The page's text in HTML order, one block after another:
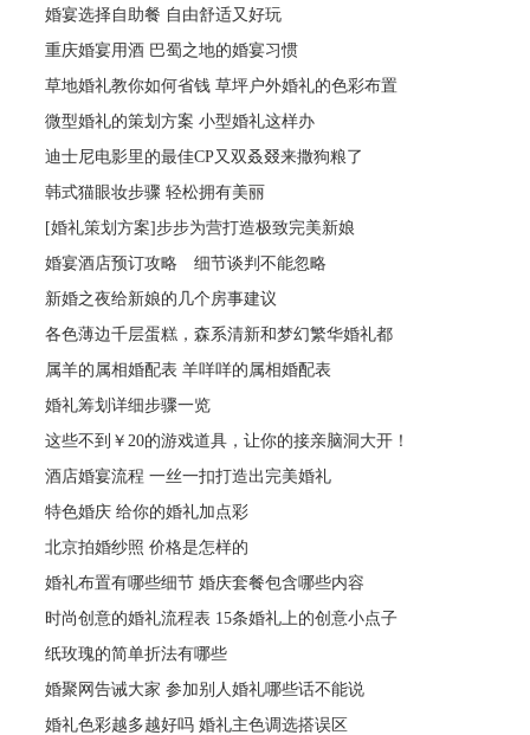
婚宴选择自助餐 自由舒适又好玩
重庆婚宴用酒 巴蜀之地的婚宴习惯
草地婚礼教你如何省钱 草坪户外婚礼的色彩布置
微型婚礼的策划方案 小型婚礼这样办
迪士尼电影里的最佳CP又双叒叕来撒狗粮了
韩式猫眼妆步骤 轻松拥有美丽
[婚礼策划方案]步步为营打造极致完美新娘
婚宴酒店预订攻略 细节谈判不能忽略
新婚之夜给新娘的几个房事建议
各色薄边千层蛋糕，森系清新和梦幻繁华婚礼都
属羊的属相婚配表 羊咩咩的属相婚配表
婚礼筹划详细步骤一览
这些不到￥20的游戏道具，让你的接亲脑洞大开！
酒店婚宴流程 一丝一扣打造出完美婚礼
特色婚庆 给你的婚礼加点彩
北京拍婚纱照 价格是怎样的
婚礼布置有哪些细节 婚庆套餐包含哪些内容
时尚创意的婚礼流程表 15条婚礼上的创意小点子
纸玫瑰的简单折法有哪些
婚聚网告诫大家 参加别人婚礼哪些话不能说
婚礼色彩越多越好吗 婚礼主色调选搭误区